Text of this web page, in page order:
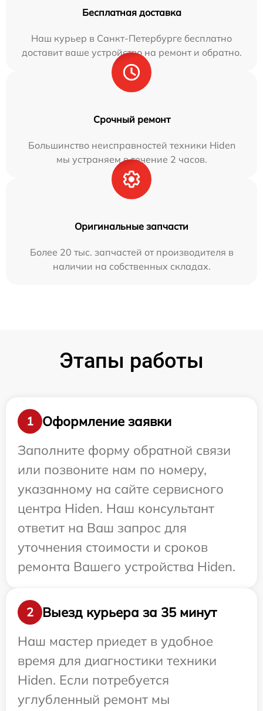
Бесплатная доставка
Наш курьер в Санкт-Петербурге бесплатно
доставит ваше устройство на ремонт и обратно.
Срочный ремонт
Большинство неисправностей техники Hiden
мы устраняем в течение 2 часов.
Оригинальные запчасти
Более 20 тыс. запчастей от производителя в
наличии на собственных складах.
Этапы работы
1
Оформление заявки
Заполните форму обратной связи
или позвоните нам по номеру,
указанному на сайте сервисного
центра Hiden. Наш консультант
ответит на Ваш запрос для
уточнения стоимости и сроков
ремонта Вашего устройства Hiden.
2
Выезд курьера за 35 минут
Наш мастер приедет в удобное
время для диагностики техники
Hiden. Если потребуется
углубленный ремонт мы